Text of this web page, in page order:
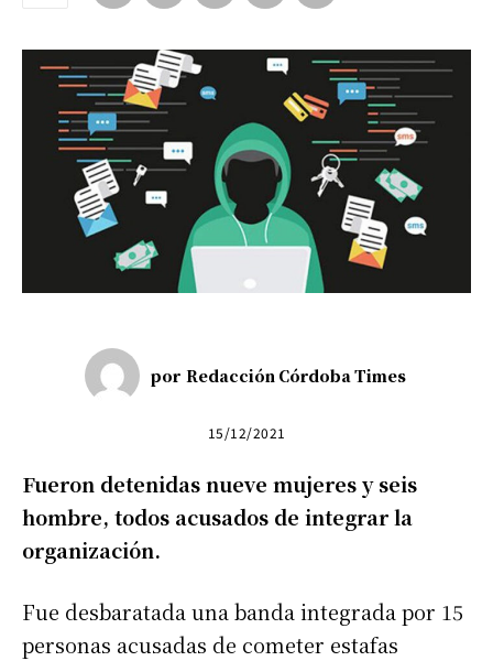
por Redacción Córdoba Times
15/12/2021
Fueron detenidas nueve mujeres y seis
hombre, todos acusados de integrar la
organización.
Fue desbaratada una banda integrada por 15
personas acusadas de cometer estafas